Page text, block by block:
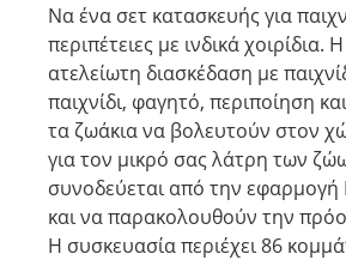
Να ένα σετ κατασκευής για
περιπέτειες με ινδικά
ατελείωτη διασκέδαση με
παιχνίδι, φαγητό, περιποίηση
τα ζωάκια να βολευτούν στον
για τον μικρό σας λάτρη των
συνοδεύεται από την
και να παρακολουθούν την
Η συσκευασία περιέχει 86